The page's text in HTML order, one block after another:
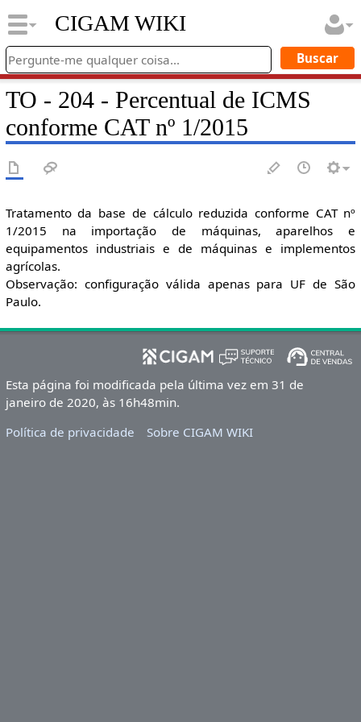
CIGAM WIKI
TO - 204 - Percentual de ICMS
conforme CAT nº 1/2015
Tratamento da base de cálculo reduzida conforme CAT nº
1/2015 na importação de máquinas, aparelhos e
equipamentos industriais e de máquinas e implementos
agrícolas.
Observação: configuração válida apenas para UF de São
Paulo.
Esta página foi modificada pela última vez em 31 de
janeiro de 2020, às 16h48min.
Política de privacidade
Sobre CIGAM WIKI